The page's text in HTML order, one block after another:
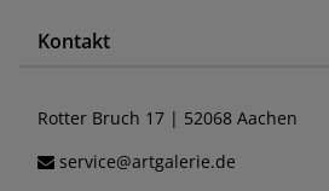
Kontakt
Rotter Bruch 17 | 52068 Aachen
service@artgalerie.de